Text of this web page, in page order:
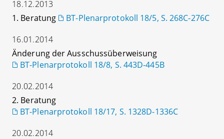
18.12.2013
1. Beratung
BT-Plenarprotokoll 18/5, S. 268C-276C
16.01.2014
Änderung der Ausschussüberweisung
BT-Plenarprotokoll 18/8, S. 443D-445B
20.02.2014
2. Beratung
BT-Plenarprotokoll 18/17, S. 1328D-1336C
20.02.2014